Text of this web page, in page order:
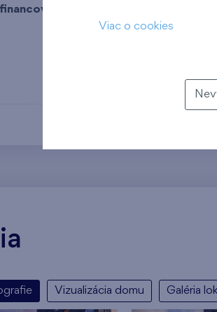
bývania:
Vizualizácia domu Galéria
Viac o cookies